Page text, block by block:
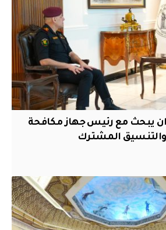
يبحث مع رئيس جهاز مكافحة
والتنسيق المشترك